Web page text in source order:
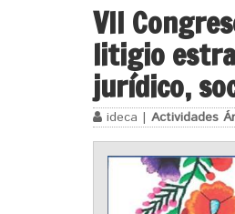
VII
litigio
jurídico,
ideca | Actividades